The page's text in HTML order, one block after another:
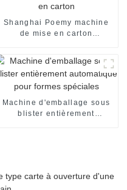
Shanghai Poemy machine
de mise en carton
d'emballage encartonneuse
automatique machine de
mise en carton
Machine d'emballage sous
blister entièrement